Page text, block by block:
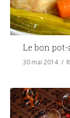
Le bon pot-
30 mai 2014